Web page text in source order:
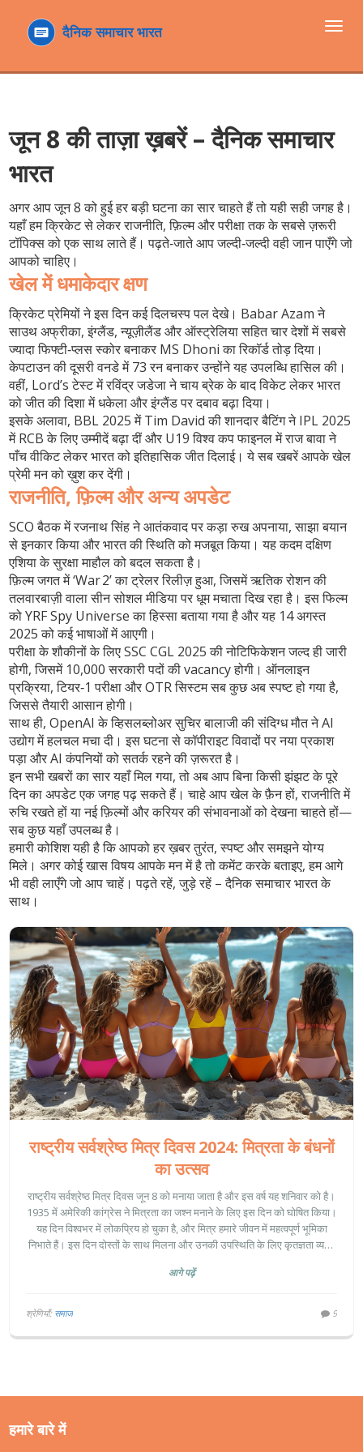
टॉगल
जून 8 की ताज़ा ख़बरें – दैनिक समाचार
भारत
अगर आप जून 8 को हुई हर बड़ी घटना का सार चाहते हैं तो यही सही जगह है।
यहाँ हम क्रिकेट से लेकर राजनीति, फ़िल्म और परीक्षा तक के सबसे ज़रूरी
टॉपिक्स को एक साथ लाते हैं। पढ़ते‑जाते आप जल्दी‑जल्दी वही जान पाएँगे जो
आपको चाहिए।
खेल में धमाकेदार क्षण
क्रिकेट प्रेमियों ने इस दिन कई दिलचस्प पल देखे। Babar Azam ने
साउथ अफ्रीका, इंग्लैंड, न्यूज़ीलैंड और ऑस्ट्रेलिया सहित चार देशों में सबसे
ज्यादा फिफ्टी‑प्लस स्कोर बनाकर MS Dhoni का रिकॉर्ड तोड़ दिया।
केपटाउन की दूसरी वनडे में 73 रन बनाकर उन्होंने यह उपलब्धि हासिल की।
वहीं, Lord’s टेस्ट में रविंद्र जडेजा ने चाय ब्रेक के बाद विकेट लेकर भारत
को जीत की दिशा में धकेला और इंग्लैंड पर दबाव बढ़ा दिया।
इसके अलावा, BBL 2025 में Tim David की शानदार बैटिंग ने IPL 2025
में RCB के लिए उम्मीदें बढ़ा दीं और U19 विश्व कप फाइनल में राज बावा ने
पाँच वीकिट लेकर भारत को इतिहासिक जीत दिलाई। ये सब खबरें आपके खेल
प्रेमी मन को ख़ुश कर देंगी।
राजनीति, फ़िल्म और अन्य अपडेट
SCO बैठक में रजनाथ सिंह ने आतंकवाद पर कड़ा रुख अपनाया, साझा बयान
से इनकार किया और भारत की स्थिति को मजबूत किया। यह कदम दक्षिण
एशिया के सुरक्षा माहौल को बदल सकता है।
फ़िल्म जगत में ‘War 2’ का ट्रेलर रिलीज़ हुआ, जिसमें ऋतिक रोशन की
तलवारबाज़ी वाला सीन सोशल मीडिया पर धूम मचाता दिख रहा है। इस फिल्म
को YRF Spy Universe का हिस्सा बताया गया है और यह 14 अगस्त
2025 को कई भाषाओं में आएगी।
परीक्षा के शौकीनों के लिए SSC CGL 2025 की नोटिफिकेशन जल्द ही जारी
होगी, जिसमें 10,000 सरकारी पदों की vacancy होगी। ऑनलाइन
प्रक्रिया, टियर‑1 परीक्षा और OTR सिस्टम सब कुछ अब स्पष्ट हो गया है,
जिससे तैयारी आसान होगी।
साथ ही, OpenAI के व्हिसलब्लोअर सुचिर बालाजी की संदिग्ध मौत ने AI
उद्योग में हलचल मचा दी। इस घटना से कॉपीराइट विवादों पर नया प्रकाश
पड़ा और AI कंपनियों को सतर्क रहने की ज़रूरत है।
इन सभी खबरों का सार यहाँ मिल गया, तो अब आप बिना किसी झंझट के पूरे
दिन का अपडेट एक जगह पढ़ सकते हैं। चाहे आप खेल के फ़ैन हों, राजनीति में
रुचि रखते हों या नई फ़िल्मों और करियर की संभावनाओं को देखना चाहते हों—
सब कुछ यहाँ उपलब्ध है।
हमारी कोशिश यही है कि आपको हर ख़बर तुरंत, स्पष्ट और समझने योग्य
मिले। अगर कोई खास विषय आपके मन में है तो कमेंट करके बताइए, हम आगे
भी वही लाएँगे जो आप चाहें। पढ़ते रहें, जुड़े रहें – दैनिक समाचार भारत के
साथ।
राष्ट्रीय सर्वश्रेष्ठ मित्र दिवस 2024: मित्रता के बंधनों
का उत्सव
राष्ट्रीय सर्वश्रेष्ठ मित्र दिवस जून 8 को मनाया जाता है और इस वर्ष यह शनिवार को है।
1935 में अमेरिकी कांग्रेस ने मित्रता का जश्न मनाने के लिए इस दिन को घोषित किया।
यह दिन विश्वभर में लोकप्रिय हो चुका है, और मित्र हमारे जीवन में महत्वपूर्ण भूमिका
निभाते हैं। इस दिन दोस्तों के साथ मिलना और उनकी उपस्थिति के लिए कृतज्ञता व्यक्त
आगे पढ़ें
श्रेणियाँ: समाज 9
हमारे बारे में